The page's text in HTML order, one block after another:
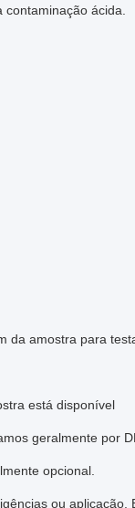
ácida.
da amostra para
está disponível
geralmente por
opcional.
ou aplicação.